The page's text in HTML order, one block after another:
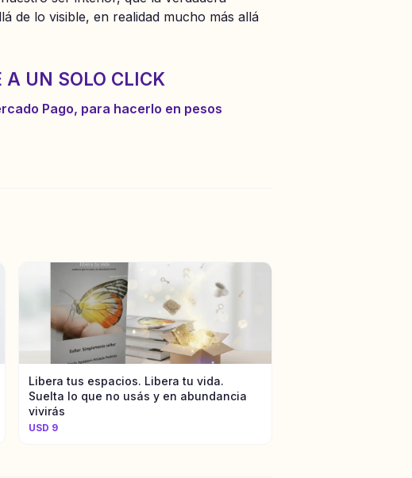
de lo visible, en realidad mucho más allá
A UN SOLO CLICK
Pago, para hacerlo en pesos
Libera tus espacios. Libera tu vida.
Suelta lo que no usás y en abundancia
vivirás
USD 9